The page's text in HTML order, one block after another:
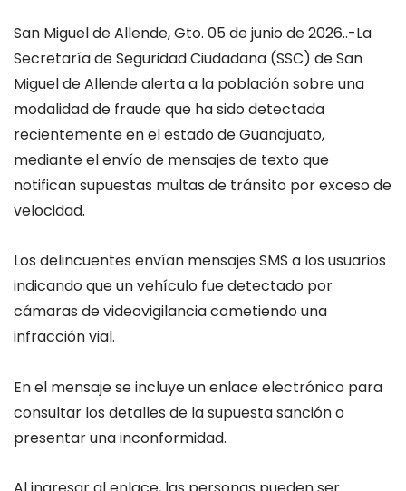
San Miguel de Allende, Gto. 05 de junio de 2026..-La
Secretaría de Seguridad Ciudadana (SSC) de San
Miguel de Allende alerta a la población sobre una
modalidad de fraude que ha sido detectada
recientemente en el estado de Guanajuato,
mediante el envío de mensajes de texto que
notifican supuestas multas de tránsito por exceso de
velocidad.
Los delincuentes envían mensajes SMS a los usuarios
indicando que un vehículo fue detectado por
cámaras de videovigilancia cometiendo una
infracción vial.
En el mensaje se incluye un enlace electrónico para
consultar los detalles de la supuesta sanción o
presentar una inconformidad.